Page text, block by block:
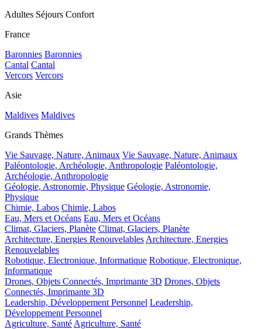
Adultes Séjours Confort
France
Baronnies Baronnies
Cantal Cantal
Vercors Vercors
Asie
Maldives Maldives
Grands Thèmes
Vie Sauvage, Nature, Animaux Vie Sauvage, Nature, Animaux
Paléontologie, Archéologie, Anthropologie Paléontologie,
Archéologie, Anthropologie
Géologie, Astronomie, Physique Géologie, Astronomie,
Physique
Chimie, Labos Chimie, Labos
Eau, Mers et Océans Eau, Mers et Océans
Climat, Glaciers, Planète Climat, Glaciers, Planète
Architecture, Energies Renouvelables Architecture, Energies
Renouvelables
Robotique, Electronique, Informatique Robotique, Electronique,
Informatique
Drones, Objets Connectés, Imprimante 3D Drones, Objets
Connectés, Imprimante 3D
Leadership, Développement Personnel Leadership,
Développement Personnel
Agriculture, Santé Agriculture, Santé